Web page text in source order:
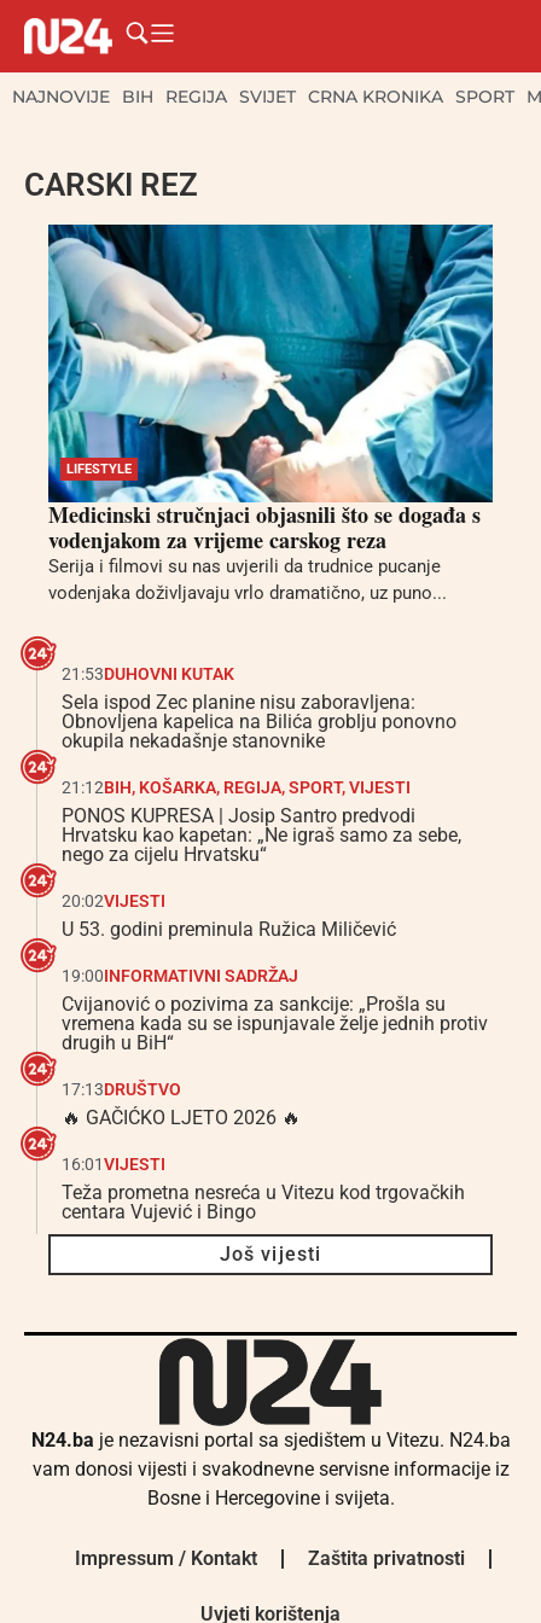
NAJNOVIJE BIH REGIJA SVIJET CRNA KRONIKA SPORT
CARSKI REZ
LIFESTYLE
Medicinski stručnjaci objasnili što se događa s
vodenjakom za vrijeme carskog reza
Serija i filmovi su nas uvjerili da trudnice pucanje
vodenjaka doživljavaju vrlo dramatično, uz puno...
21:53DUHOVNI KUTAK
Sela ispod Zec planine nisu zaboravljena:
Obnovljena kapelica na Bilića groblju ponovno
okupila nekadašnje stanovnike
21:12BIH, KOŠARKA, REGIJA,SPORT,VIJESTI
PONOS KUPRESA | Josip Santro predvodi
Hrvatsku kao kapetan: „Ne igraš samo za sebe,
nego za cijelu Hrvatsku“
20:02VIJESTI
U 53. godini preminula Ružica Miličević
19:00INFORMATIVNI SADRŽAJ
Cvijanović o pozivima za sankcije: „Prošla su
vremena kada su se ispunjavale želje jednih protiv
drugih u BiH“
17:13DRUŠTVO
🔥 GAČIĆKO LJETO 2026 🔥
16:01VIJESTI
Teža prometna nesreća u Vitezu kod trgovačkih
centara Vujević i Bingo
Još vijesti
N24.ba je nezavisni portal sa sjedištem u Vitezu. N24.ba
vam donosi vijesti i svakodnevne servisne informacije iz
Bosne i Hercegovine i svijeta.
Impressum / Kontakt Zaštita privatnosti
Uvjeti korištenja